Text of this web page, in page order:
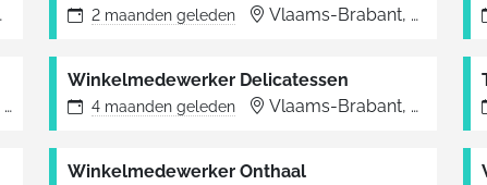
Wijnegem2 maanden geleden Vlaams-Brabant, België
Jabbeke
Winkelmedewerker Delicatessen
4 maanden geleden Vlaams-Brabant, België
Winkelmedewerker Onthaal